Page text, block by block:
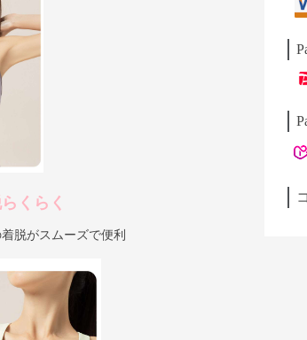
くらく
脱がスムーズで便利